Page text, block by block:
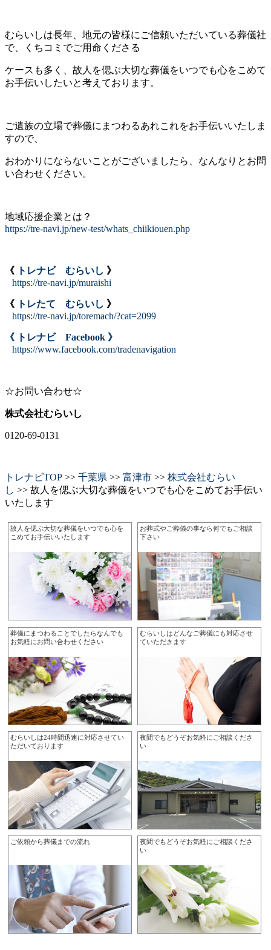
むらいしは長年、地元の皆様にご信頼いただいている葬儀社
で、
くちコミでご用命くださる
ケース も多く、 故人を偲ぶ大切な葬儀をいつでも心をこめて
お手伝いしたいと考えております。
ご遺族の立場で葬儀にまつわるあれこれをお手伝いいたしま
すので、
おわかりにならないことがございましたら、 なんなりとお問
い合わせください。
地域応援企業とは？
https://tre-navi.jp/new-test/whats_chiikiouen.php
《 トレナビ むらいし 》
https://tre-navi.jp/muraishi
《 トレたて むらいし 》
https://tre-navi.jp/toremach/?cat=2099
《 トレナビ Facebook 》
https://www.facebook.com/tradenavigation
☆お問い合わせ☆
株式会社むらいし
0120-69-0131
トレナビTOP >> 千葉県 >> 富津市 >> 株式会社むらい
し >> 故人を偲ぶ大切な葬儀をいつでも心をこめてお手伝い
いたします
故人を偲ぶ大切な葬儀をいつでも心を
こめてお手伝いいたします
お葬式やご葬儀の事なら何でもご相談
下さい
葬儀にまつわることでしたらなんでも
お気軽にお問い合わせください
むらいしはどんなご葬儀にも対応させ
ていただきます
むらいしは24時間迅速に対応させてい
ただいております
夜間でもどうぞお気軽にご相談くださ
い
ご依頼から葬儀までの流れ
夜間でもどうぞお気軽にご相談くださ
い